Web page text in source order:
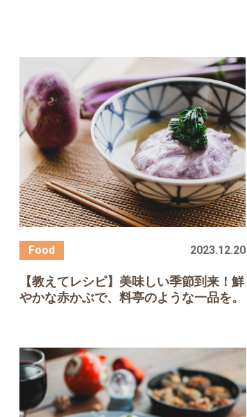
【教えてレシピ】美味しい季節到来！鮮
やかな赤かぶで、料亭のような一品を。
2023.12.20